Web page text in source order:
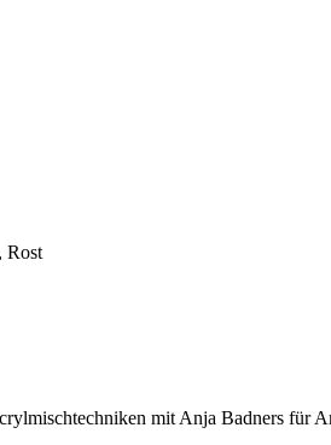
Rost
mit Anja Badners für